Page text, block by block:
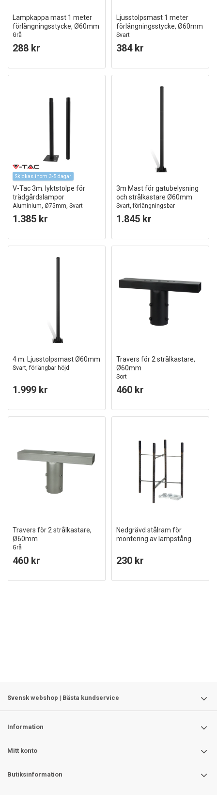
Lampkappa mast 1 meter
förlängningsstycke, Ø60mm
Grå
288 kr
Ljusstolpsmast 1 meter
förlängningsstycke, Ø60mm
Svart
384 kr
Skickas inom 3-5 dagar
V-Tac 3m. lyktstolpe för
trädgårdslampor
Aluminium, Ø75mm, Svart
1.385 kr
3m Mast för gatubelysning
och strålkastare Ø60mm
Svart, förlängningsbar
1.845 kr
4 m. Ljusstolpsmast Ø60mm
Svart, förlängbar höjd
1.999 kr
Travers för 2 strålkastare,
Ø60mm
Sort
460 kr
Travers för 2 strålkastare,
Ø60mm
Grå
460 kr
Nedgrävd stålram för
montering av lampstång
230 kr
Svensk webshop | Bästa kundservice
Information
Mitt konto
Butiksinformation